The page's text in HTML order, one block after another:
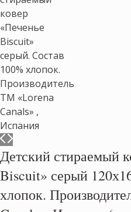
Детский стираемый
Biscuit» серый
хлопок.